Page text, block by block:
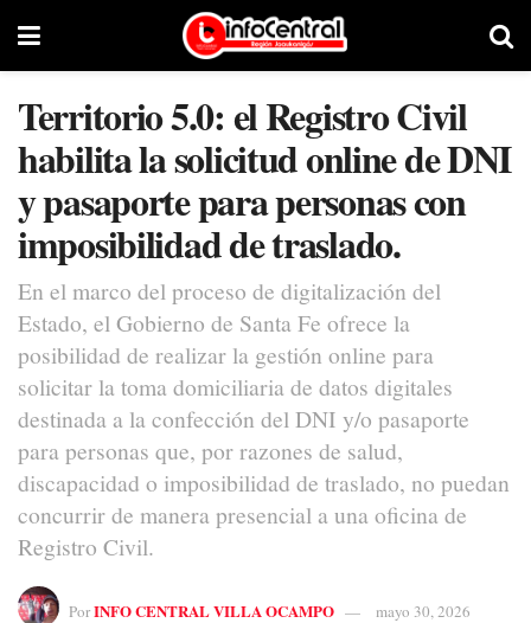
Territorio 5.0: el Registro Civil
habilita la solicitud online de DNI
y pasaporte para personas con
imposibilidad de traslado.
En el marco del proceso de digitalización del
Estado, el Gobierno de Santa Fe ofrece la
posibilidad de realizar la gestión online para
solicitar la toma domiciliaria de datos digitales
destinada a la confección del DNI y/o pasaporte
para personas que, por razones de salud,
discapacidad o imposibilidad de traslado, no puedan
concurrir de manera presencial a una oficina de
Registro Civil.
PorINFO CENTRAL VILLA OCAMPO mayo 30, 2026